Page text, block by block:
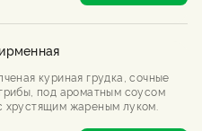
куриная грудка, сочные
под ароматным соусом
хрустящим жареным луком.